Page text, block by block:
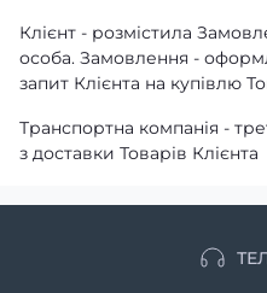
Клієнт - розмістила
особа. Замовлення -
запит Клієнта на купівлю
Транспортна компанія -
з доставки Товарів Клієнта